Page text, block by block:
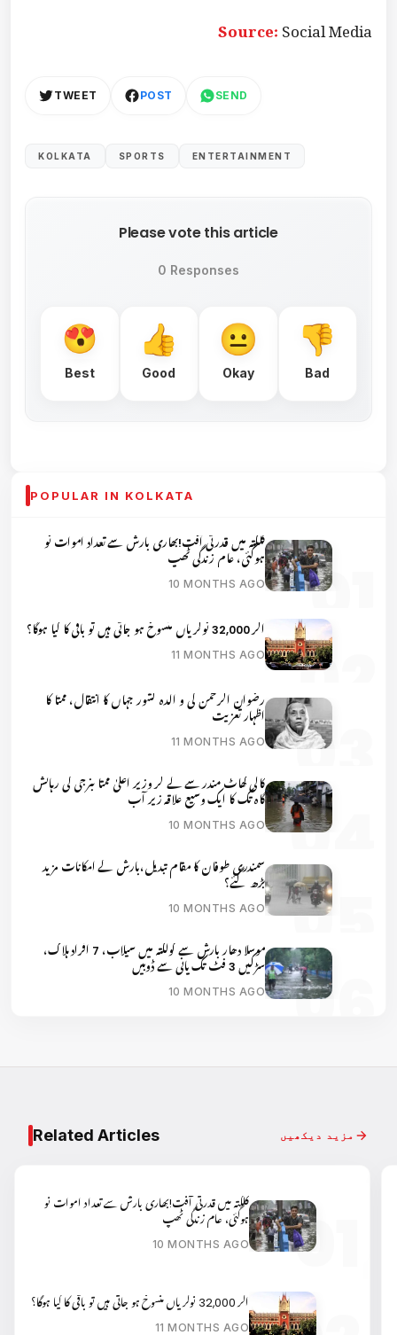
Source:Social Media
TWEET POST SEND
KOLKATA SPORTS ENTERTAINMENT
Please vote this article
0 Responses
Best Good Okay Bad
POPULAR IN KOLKATA
کلکتہ میں قدرتی آفت!بھاری بارش سے تعداد اموات نو
ہوگئی، عام زندگی ٹھپ
10 MONTHS AGO
اگر 32,000 نوکریاں منسوخ ہو جاتی ہیں تو باقی کا کیا ہوگا؟
11 MONTHS AGO
رضوان الرحمن کی و الدہ کشور جہاں کا انتقال، ممتا کا
اظہار تعزیت
11 MONTHS AGO
کالی گھاٹ مندر سے لے کر وزیر اعلیٰ ممتا بنرجی کی رہائش
گاہ تک کا ایک وسیع علاقہ زیر آب
10 MONTHS AGO
سمندری طوفان کا مقام تبدیل،بارش کے امکانات مزید
بڑھ گئے؟
10 MONTHS AGO
موسلا دھار بارش سے کولکتہ میں سیلاب، 7 افراد ہلاک،
سڑکیں 3 فٹ تک پانی سے ڈوبیں
10 MONTHS AGO
Related Articles مزید دیکھیں
کلکتہ میں قدرتی آفت!بھاری بارش سے تعداد اموات نو
ہوگئی، عام زندگی ٹھپ
10 MONTHS AGO
اگر 32,000 نوکریاں منسوخ ہو جاتی ہیں تو باقی کا کیا ہوگا؟
11 MONTHS AGO